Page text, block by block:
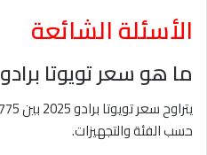
الأسئلة الشائعة
ما هو سعر تويوتا برادو 2025 في السعودية؟
حسب الفئة والتجهيزات.